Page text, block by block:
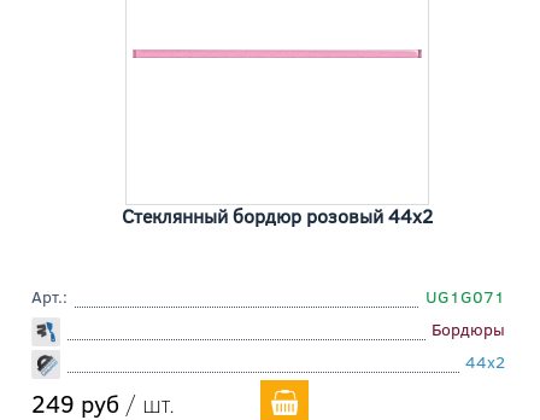
Стеклянный бордюр розовый 44x2
Арт.:
UG1G071
Бордюры
44x2
249 руб / шт.